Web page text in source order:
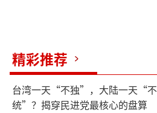
精彩推荐
台湾一天“不独”，大陆一天“不
统”？揭穿民进党最核心的盘算